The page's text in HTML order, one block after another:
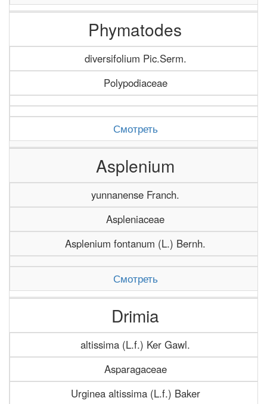
Phymatodes
diversifolium Pic.Serm.
Polypodiaceae
Смотреть
Asplenium
yunnanense Franch.
Aspleniaceae
Asplenium fontanum (L.) Bernh.
Смотреть
Drimia
altissima (L.f.) Ker Gawl.
Asparagaceae
Urginea altissima (L.f.) Baker